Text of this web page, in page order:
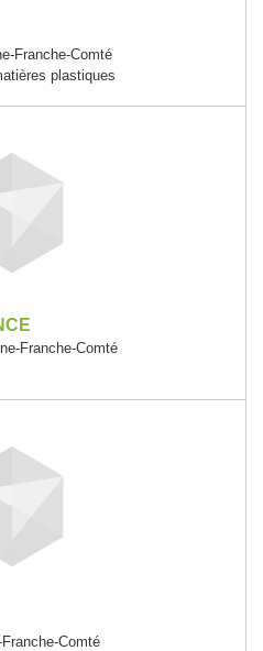
Franche-Comté
plastiques
Franche-Comté
Comté